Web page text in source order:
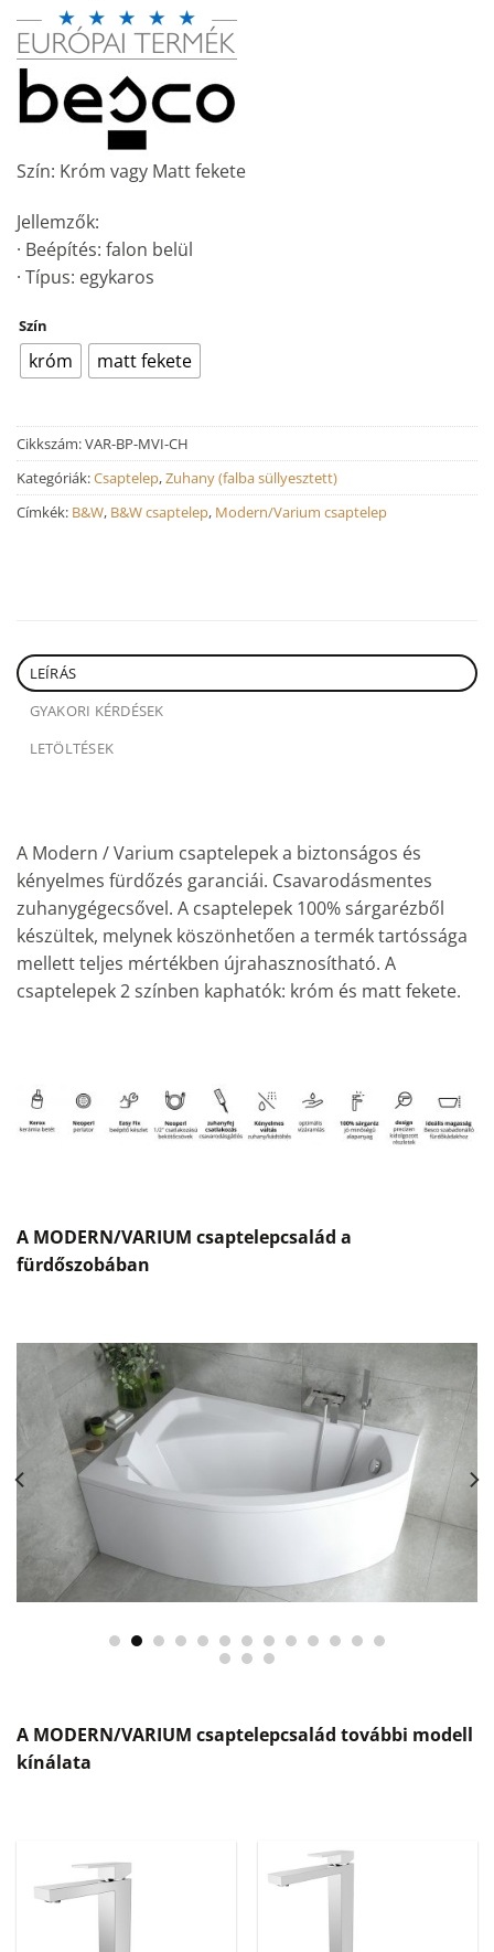
Szín: Króm vagy Matt fekete
Jellemzők:
· Beépítés: falon belül
· Típus: egykaros
Szín
króm matt fekete
Cikkszám:VAR-BP-MVI-CH
Kategóriák:Csaptelep,Zuhany (falba süllyesztett)
Címkék: B&W, B&W csaptelep, Modern/Varium csaptelep
LEÍRÁS
GYAKORI KÉRDÉSEK
LETÖLTÉSEK
A Modern / Varium csaptelepek a biztonságos és
kényelmes fürdőzés garanciái. Csavarodásmentes
zuhanygégecsővel. A csaptelepek 100% sárgarézből
készültek, melynek köszönhetően a termék tartóssága
mellett teljes mértékben újrahasznosítható. A
csaptelepek 2 színben kaphatók: króm és matt fekete.
A MODERN/VARIUM csaptelepcsalád a
fürdőszobában
A MODERN/VARIUM csaptelepcsalád további modell
kínálata